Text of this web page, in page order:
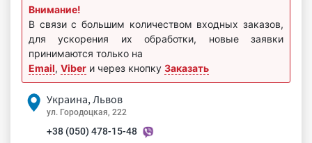
Внимание!
В связи с большим количеством входных заказов,
для ускорения их обработки, новые заявки
принимаются только на
Email, Viber и через кнопку Заказать
Украина, Львов
ул. Городоцкая, 222
+38 (050) 478-15-48